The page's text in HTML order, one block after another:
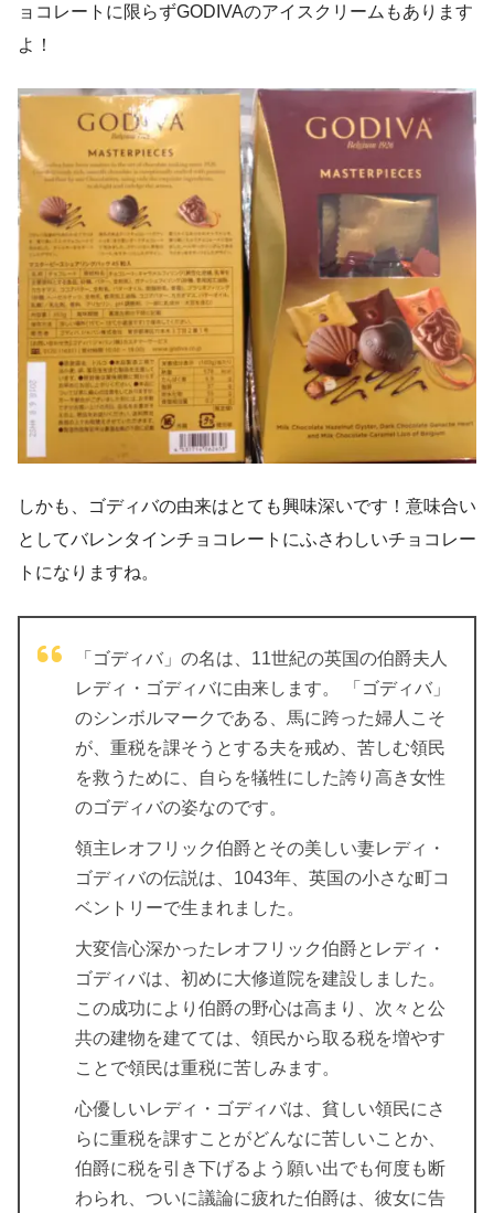
ョコレートに限らずGODIVAのアイスクリームもあります
よ！
しかも、ゴディバの由来はとても興味深いです！意味合い
としてバレンタインチョコレートにふさわしいチョコレー
トになりますね。
「ゴディバ」の名は、11世紀の英国の伯爵夫人
レディ・ゴディバに由来します。 「ゴディバ」
のシンボルマークである、馬に跨った婦人こそ
が、重税を課そうとする夫を戒め、苦しむ領民
を救うために、自らを犠牲にした誇り高き女性
のゴディバの姿なのです。
領主レオフリック伯爵とその美しい妻レディ・
ゴディバの伝説は、1043年、英国の小さな町コ
ベントリーで生まれました。
大変信心深かったレオフリック伯爵とレディ・
ゴディバは、初めに大修道院を建設しました。
この成功により伯爵の野心は高まり、次々と公
共の建物を建てては、領民から取る税を増やす
ことで領民は重税に苦しみます。
心優しいレディ・ゴディバは、貧しい領民にさ
らに重税を課すことがどんなに苦しいことか、
伯爵に税を引き下げるよう願い出でも何度も断
わられ、ついに議論に疲れた伯爵は、彼女に告